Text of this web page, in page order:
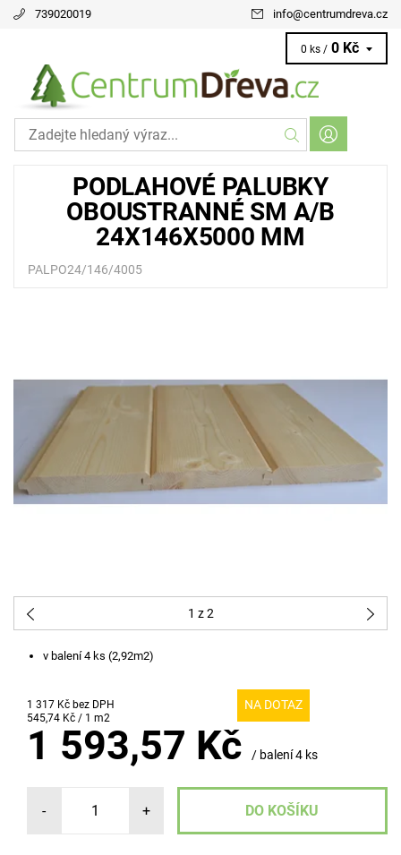
739020019 info@centrumdreva.cz
0 ks / 0 Kč
PODLAHOVÉ PALUBKY
OBOUSTRANNÉ SM A/B
24X146X5000 MM
PALPO24/146/4005
1 z 2
v balení 4 ks (2,92m2)
1 317 Kč bez DPH
545,74 Kč / 1 m2
NA DOTAZ
1 593,57 Kč / balení 4 ks
- +